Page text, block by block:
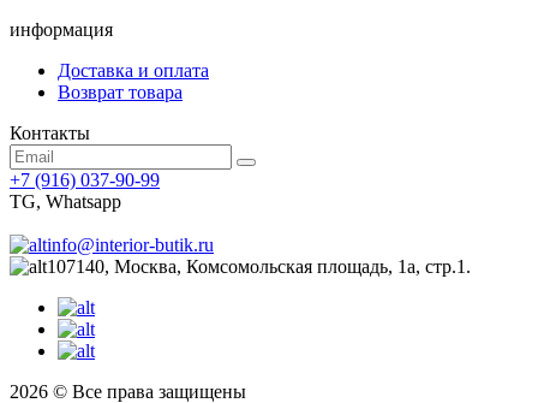
информация
Доставка и оплата
Возврат товара
Контакты
+7 (916) 037-90-99
TG, Whatsapp
info@interior-butik.ru
107140, Москва, Комсомольская площадь, 1а, стр.1.
2026 © Все права защищены